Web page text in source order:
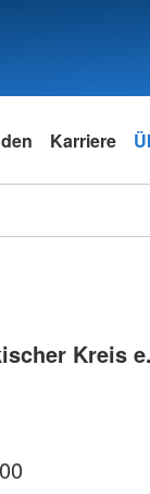
Karriere
Kreis